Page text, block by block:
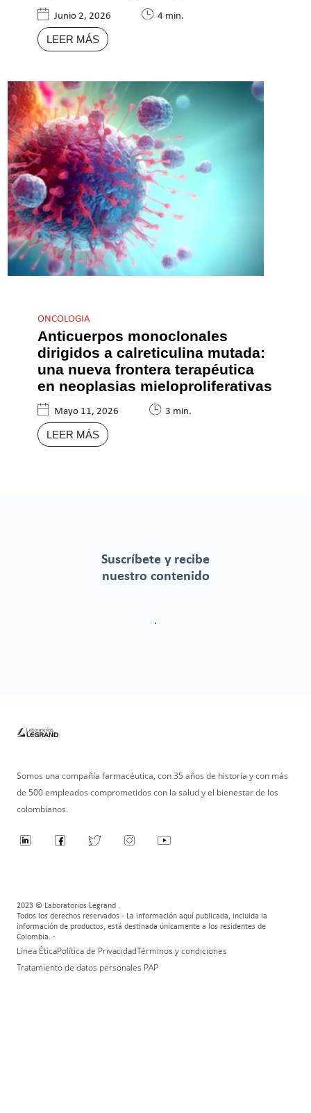
Junio 2, 2026 4 min.
LEER MÁS
ONCOLOGIA
Anticuerpos monoclonales
dirigidos a calreticulina mutada:
una nueva frontera terapéutica
en neoplasias mieloproliferativas
Mayo 11, 2026 3 min.
LEER MÁS
Suscríbete y recibe
nuestro contenido
.
Somos una compañía farmacéutica, con 35 años de historia y con más
de 500 empleados comprometidos con la salud y el bienestar de los
colombianos.
2023 © Laboratorios Legrand .
Todos los derechos reservados - La información aquí publicada, incluida la
información de productos, está destinada únicamente a los residentes de
Colombia. -
Línea ÉticaPolítica de PrivacidadTérminos y condiciones
Tratamiento de datos personales PAP